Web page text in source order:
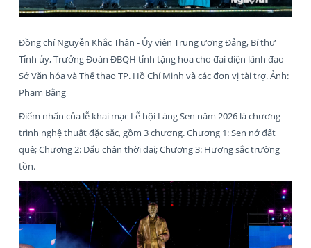
Đồng chí Nguyễn Khắc Thận - Ủy viên Trung ương Đảng, Bí thư
Tỉnh ủy, Trưởng Đoàn ĐBQH tỉnh tặng hoa cho đại diện lãnh đạo
Sở Văn hóa và Thể thao TP. Hồ Chí Minh và các đơn vị tài trợ. Ảnh:
Phạm Bằng
Điểm nhấn của lễ khai mạc Lễ hội Làng Sen năm 2026 là chương
trình nghệ thuật đặc sắc, gồm 3 chương. Chương 1: Sen nở đất
quê; Chương 2: Dấu chân thời đại; Chương 3: Hương sắc trường
tồn.